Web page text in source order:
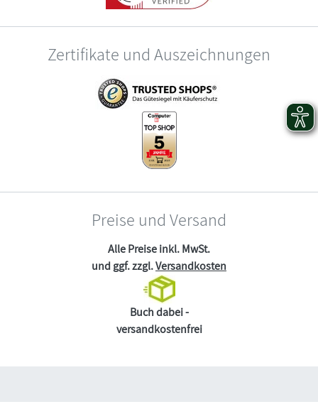
Zertifikate und Auszeichnungen
Preise und Versand
Alle Preise inkl. MwSt.
und ggf. zzgl.Versandkosten
Buch dabei -
versandkostenfrei